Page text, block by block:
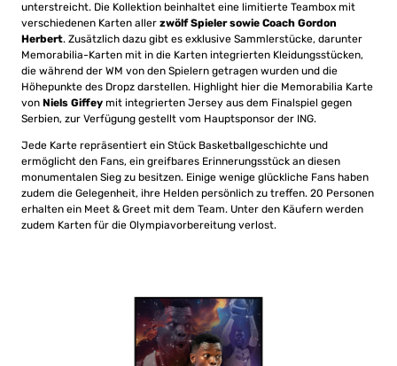
unterstreicht. Die Kollektion beinhaltet eine limitierte Teambox mit
verschiedenen Karten aller zwölf Spieler sowie Coach Gordon
Herbert. Zusätzlich dazu gibt es exklusive Sammlerstücke, darunter
Memorabilia-Karten mit in die Karten integrierten Kleidungsstücken,
die während der WM von den Spielern getragen wurden und die
Höhepunkte des Dropz darstellen. Highlight hier die Memorabilia Karte
von Niels Giffey mit integrierten Jersey aus dem Finalspiel gegen
Serbien, zur Verfügung gestellt vom Hauptsponsor der ING.
Jede Karte repräsentiert ein Stück Basketballgeschichte und
ermöglicht den Fans, ein greifbares Erinnerungsstück an diesen
monumentalen Sieg zu besitzen. Einige wenige glückliche Fans haben
zudem die Gelegenheit, ihre Helden persönlich zu treffen. 20 Personen
erhalten ein Meet & Greet mit dem Team. Unter den Käufern werden
zudem Karten für die Olympiavorbereitung verlost.